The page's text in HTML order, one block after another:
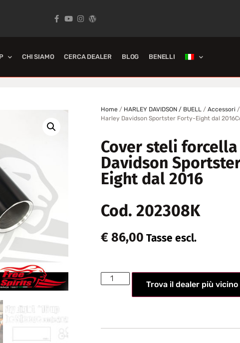
CHI SIAMO CERCA DEALER BLOG BENELLI
Home / HARLEY DAVIDSON / BUELL / Accessori
Harley Davidson Sportster Forty-Eight dal
Cover steli
Davidson
Eight dal 2016
Cod. 202308K
€ 86,00 Tasse escl.
Trova il dealer più vicino